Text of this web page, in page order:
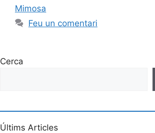
Mimosa
Feu un comentari
Cerca
Últims Articles